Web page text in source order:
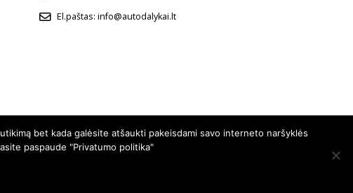
El.paštas: info@autodalykai.lt
bet kada galėsite atšaukti pakeisdami savo interneto naršyklės
paspaude "Privatumo politika"